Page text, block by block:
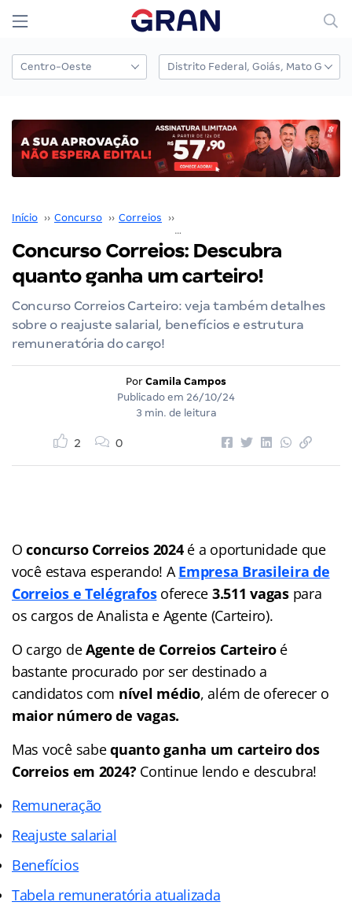
Início ›› Concurso ›› Correios ››
Concurso Correios: Descubra
quanto ganha um carteiro!
Concurso Correios Carteiro: veja também detalhes
sobre o reajuste salarial, benefícios e estrutura
remuneratória do cargo!
Por Camila Campos
Publicado em 26/10/24
3 min. de leitura
2 0
Oconcurso Correios 2024é a oportunidade que
você estava esperando! AEmpresa Brasileira de
Correios e Telégrafosoferece 3.511 vagaspara
os cargos de Analista e Agente (Carteiro).
O cargo deAgente de Correios Carteiroé
bastante procurado por ser destinado a
candidatos com nível médio, além de oferecer o
maior número de vagas.
Mas você sabequanto ganha um carteiro dos
Correios em 2024?Continue lendo e descubra!
Remuneração
Reajuste salarial
Benefícios
Tabela remuneratória atualizada